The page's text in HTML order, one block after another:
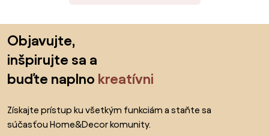
Objavujte,
inšpirujte sa a
buďte naplno kreatívni
Získajte prístup ku všetkým funkciám a staňte sa
súčasťou Home&Decor komunity.